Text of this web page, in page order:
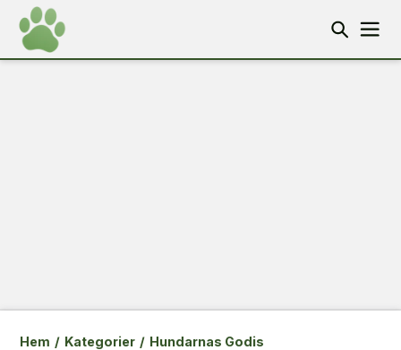
Hem / Kategorier / Hundarnas Godis